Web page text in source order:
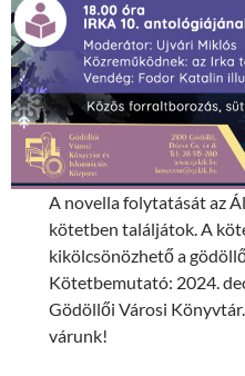
A novella folytatását az
kötetben találjátok. A
kikölcsönözhető a
Kötetbemutató: 2024.
Gödöllői Városi
várunk!